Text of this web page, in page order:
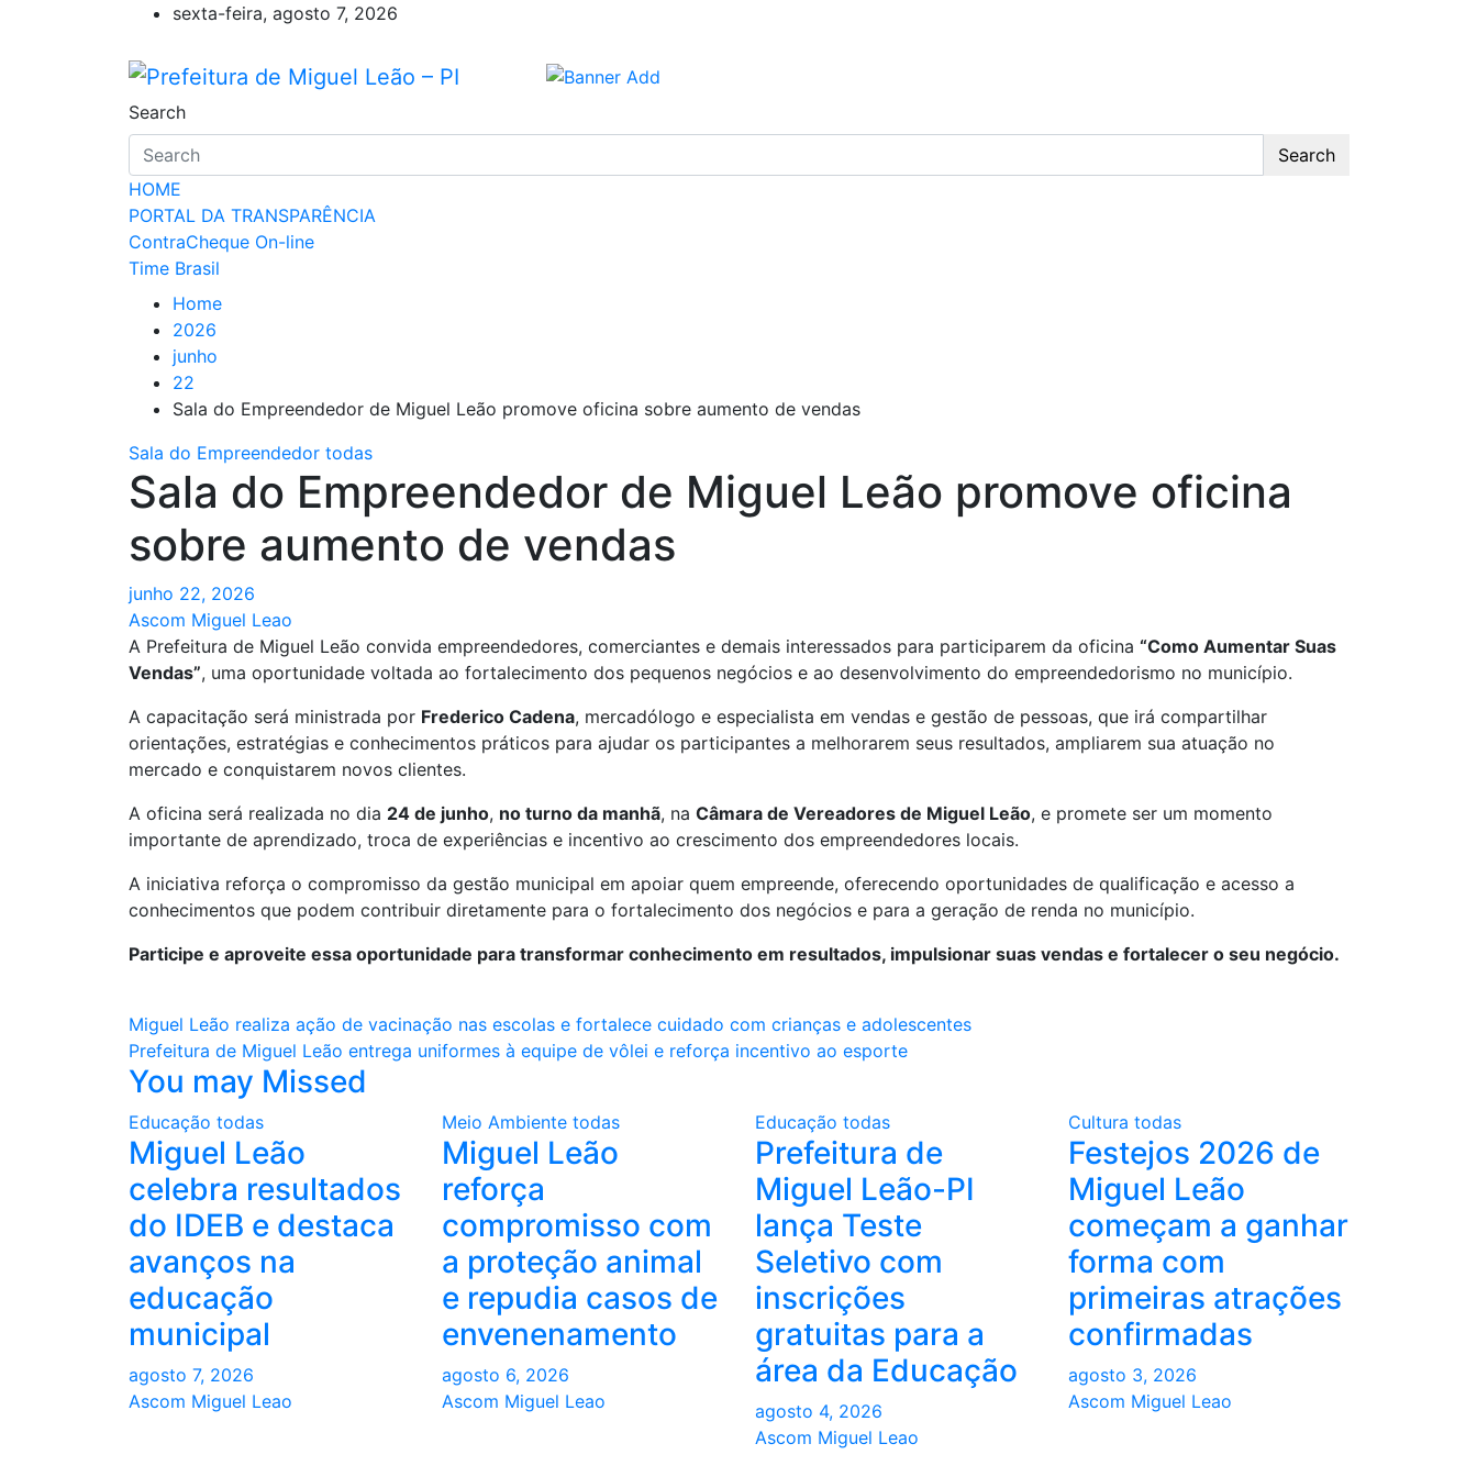
sexta-feira, agosto 7, 2026
Prefeitura de Miguel Leão – PI
Miguel Leão – Piauí – Brasil – Poder Executivo
Search
Search
HOME
PORTAL DA TRANSPARÊNCIA
ContraCheque On-line
Time Brasil
Home
2026
junho
22
Sala do Empreendedor de Miguel Leão promove oficina sobre aumento de vendas
Sala do Empreendedor todas
Sala do Empreendedor de Miguel Leão promove oficina
sobre aumento de vendas
junho 22, 2026
Ascom Miguel Leao
A Prefeitura de Miguel Leão convida empreendedores, comerciantes e demais interessados para participarem da oficina “Como Aumentar Suas
Vendas”, uma oportunidade voltada ao fortalecimento dos pequenos negócios e ao desenvolvimento do empreendedorismo no município.
A capacitação será ministrada por Frederico Cadena, mercadólogo e especialista em vendas e gestão de pessoas, que irá compartilhar
orientações, estratégias e conhecimentos práticos para ajudar os participantes a melhorarem seus resultados, ampliarem sua atuação no
mercado e conquistarem novos clientes.
A oficina será realizada no dia 24 de junho, no turno da manhã, na Câmara de Vereadores de Miguel Leão, e promete ser um momento
importante de aprendizado, troca de experiências e incentivo ao crescimento dos empreendedores locais.
A iniciativa reforça o compromisso da gestão municipal em apoiar quem empreende, oferecendo oportunidades de qualificação e acesso a
conhecimentos que podem contribuir diretamente para o fortalecimento dos negócios e para a geração de renda no município.
Participe e aproveite essa oportunidade para transformar conhecimento em resultados, impulsionar suas vendas e fortalecer o seu negócio.
Navegação
de
Post
Miguel Leão realiza ação de vacinação nas escolas e fortalece cuidado com crianças e adolescentes
Prefeitura de Miguel Leão entrega uniformes à equipe de vôlei e reforça incentivo ao esporte
You may Missed
Educação todas
Miguel Leão
celebra resultados
do IDEB e destaca
avanços na
educação
municipal
agosto 7, 2026
Ascom Miguel Leao
Meio Ambiente todas
Miguel Leão
reforça
compromisso com
a proteção animal
e repudia casos de
envenenamento
agosto 6, 2026
Ascom Miguel Leao
Educação todas
Prefeitura de
Miguel Leão-PI
lança Teste
Seletivo com
inscrições
gratuitas para a
área da Educação
agosto 4, 2026
Ascom Miguel Leao
Cultura todas
Festejos 2026 de
Miguel Leão
começam a ganhar
forma com
primeiras atrações
confirmadas
agosto 3, 2026
Ascom Miguel Leao